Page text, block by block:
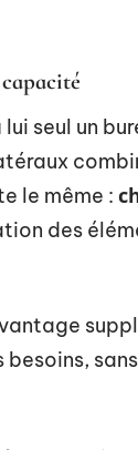
seul un
le même :
des
besoins,